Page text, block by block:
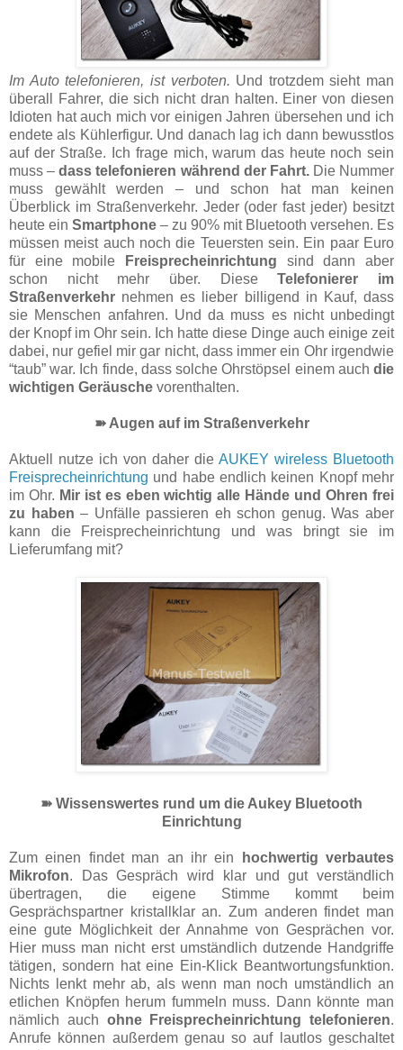
Im Auto telefonieren, ist verboten. Und trotzdem sieht man
überall Fahrer, die sich nicht dran halten. Einer von diesen
Idioten hat auch mich vor einigen Jahren übersehen und ich
endete als Kühlerfigur. Und danach lag ich dann bewusstlos
auf der Straße. Ich frage mich, warum das heute noch sein
muss –dass telefonieren während der Fahrt.Die Nummer
muss gewählt werden – und schon hat man keinen
Überblick im Straßenverkehr. Jeder (oder fast jeder) besitzt
heute ein Smartphone – zu 90% mit Bluetooth versehen. Es
müssen meist auch noch die Teuersten sein. Ein paar Euro
für eine mobile
Freisprecheinrichtung sind dann aber
schon nicht mehr über. DieseTelefonierer im
Straßenverkehr nehmen es lieber billigend in Kauf, dass
sie Menschen anfahren. Und da muss es nicht unbedingt
der Knopf im Ohr sein. Ich hatte diese Dinge auch einige zeit
dabei, nur gefiel mir gar nicht, dass immer ein Ohr irgendwie
“taub” war. Ich finde, dass solche Ohrstöpsel einem auch die
wichtigen Geräusche vorenthalten.
➽ Augen auf im Straßenverkehr
Aktuell nutze ich von daher die AUKEY wireless Bluetooth
Freisprecheinrichtung und habe endlich keinen Knopf mehr
im Ohr. Mir ist es eben wichtig alle Hände und Ohren frei
zu haben – Unfälle passieren eh schon genug. Was aber
kann die Freisprecheinrichtung und was bringt sie im
Lieferumfang mit?
➽ Wissenswertes rund um die Aukey Bluetooth
Einrichtung
Zum einen findet man an ihr ein
hochwertig verbautes
Mikrofon. Das Gespräch wird klar und gut verständlich
übertragen, die eigene Stimme kommt beim
Gesprächspartner kristallklar an. Zum anderen findet man
eine gute Möglichkeit der Annahme von Gesprächen vor.
Hier muss man nicht erst umständlich dutzende Handgriffe
tätigen, sondern hat eine Ein-Klick Beantwortungsfunktion.
Nichts lenkt mehr ab, als wenn man noch umständlich an
etlichen Knöpfen herum fummeln muss. Dann könnte man
nämlich auch ohne Freisprecheinrichtung telefonieren.
Anrufe können außerdem genau so auf lautlos geschaltet